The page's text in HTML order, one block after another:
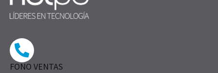
FONO VENTAS